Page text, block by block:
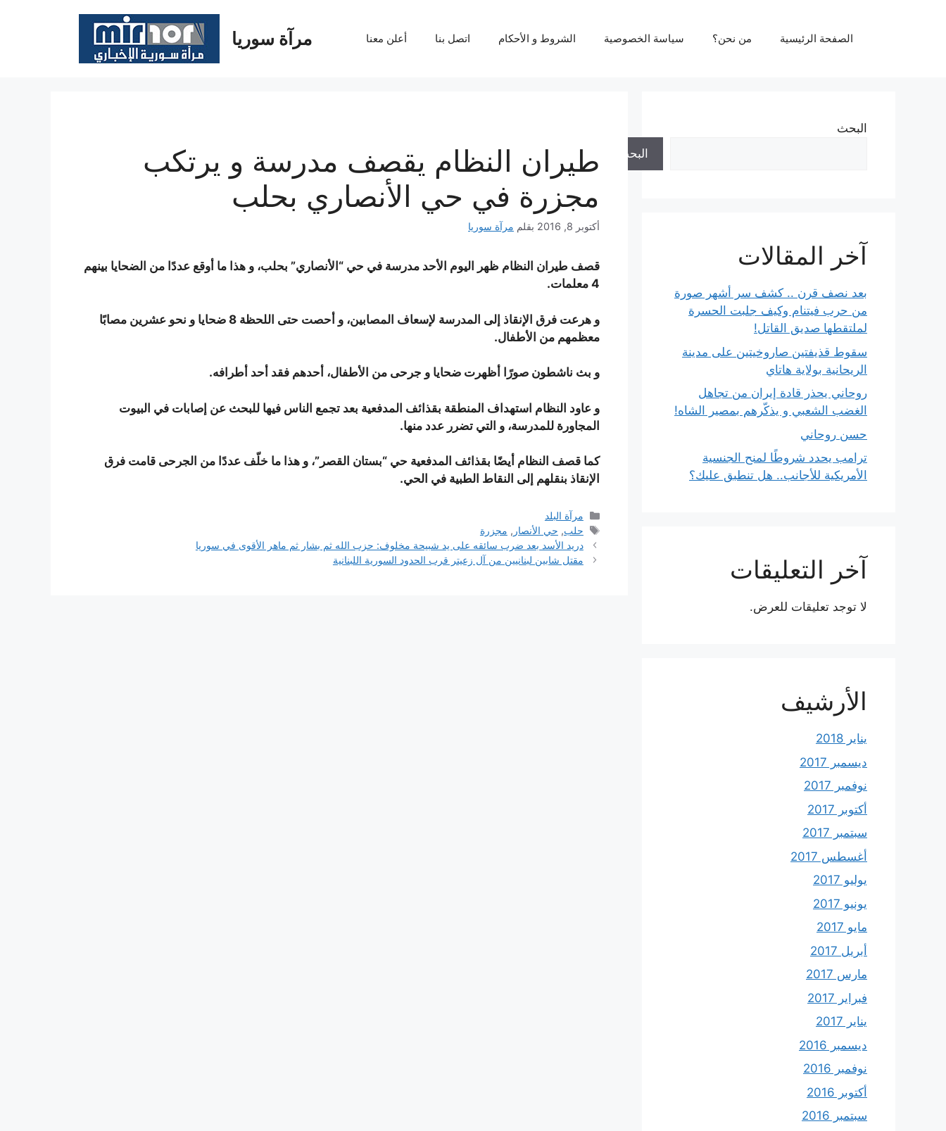
مرآة سوريا الصفحة الرئيسية من نحن؟ سياسة الخصوصية الشروط و الأحكام اتصل بنا أعلن معنا
طيران النظام يقصف مدرسة و يرتكب
مجزرة في حي الأنصاري بحلب
أكتوبر 8, 2016 بقلم مرآة سوريا
قصف طيران النظام ظهر اليوم الأحد مدرسة في حي “الأنصاري” بحلب، و هذا ما أوقع عددًا من الضحايا بينهم
4 معلمات.
و هرعت فرق الإنقاذ إلى المدرسة لإسعاف المصابين، و أحصت حتى اللحظة 8 ضحايا و نحو عشرين مصابًا
معظمهم من الأطفال.
و بث ناشطون صورًا أظهرت ضحايا و جرحى من الأطفال، أحدهم فقد أحد أطرافه.
و عاود النظام استهداف المنطقة بقذائف المدفعية بعد تجمع الناس فيها للبحث عن إصابات في البيوت
المجاورة للمدرسة، و التي تضرر عدد منها.
كما قصف النظام أيضًا بقذائف المدفعية حي “بستان القصر”، و هذا ما خلّف عددًا من الجرحى قامت فرق
الإنقاذ بنقلهم إلى النقاط الطبية في الحي.
التصنيفات
مرآة البلد
الوسوم
حلب, حي الأنصار , مجزرة
دريد الأسد بعد ضرب سائقه على يد شبيحة مخلوف: حزب الله ثم بشار ثم ماهر الأقوى في سوريا
مقتل شابين لبنانيين من آل زعيتر قرب الحدود السورية اللبنانية
البحث
البحث
آخر المقالات
بعد نصف قرن .. كشف سر أشهر صورة
من حرب فيتنام وكيف جلبت الحسرة
لملتقطها صديق القاتل!
سقوط قذيفتين صاروخيتين على مدينة
الريحانية بولاية هاتاي
روحاني يحذر قادة إيران من تجاهل
الغضب الشعبي و يذكّرهم بمصير الشاه!
حسن روحاني
ترامب يحدد شروطًا لمنح الجنسية
الأمريكية للأجانب.. هل تنطبق عليك؟
آخر التعليقات
لا توجد تعليقات للعرض.
الأرشيف
يناير 2018
ديسمبر 2017
نوفمبر 2017
أكتوبر 2017
سبتمبر 2017
أغسطس 2017
يوليو 2017
يونيو 2017
مايو 2017
أبريل 2017
مارس 2017
فبراير 2017
يناير 2017
ديسمبر 2016
نوفمبر 2016
أكتوبر 2016
سبتمبر 2016